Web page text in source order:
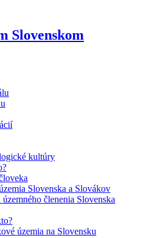
kultúry
Slovenska a Slovákov
členenia Slovenska
územia na Slovensku